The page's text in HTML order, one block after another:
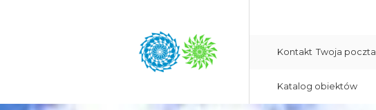
Kontakt Twoja poczta
Katalog obiektów